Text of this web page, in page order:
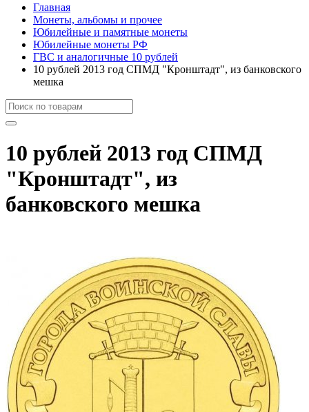
Главная
Монеты, альбомы и прочее
Юбилейные и памятные монеты
Юбилейные монеты РФ
ГВС и аналогичные 10 рублей
10 рублей 2013 год СПМД "Кронштадт", из банковского
мешка
10 рублей 2013 год СПМД
"Кронштадт", из
банковского мешка